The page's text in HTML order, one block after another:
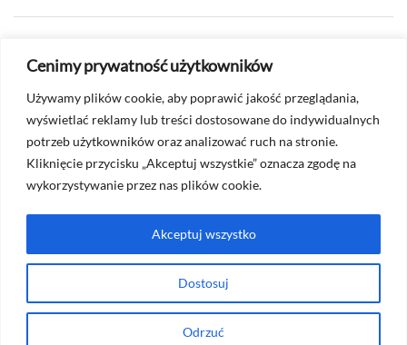
Cenimy prywatność użytkowników
Używamy plików cookie, aby poprawić jakość przeglądania,
wyświetlać reklamy lub treści dostosowane do indywidualnych
potrzeb użytkowników oraz analizować ruch na stronie.
Kliknięcie przycisku „Akceptuj wszystkie” oznacza zgodę na
wykorzystywanie przez nas plików cookie.
Dostosuj
Odrzuć
Akceptuj wszystko
Jak sprawdzić, czy ktoś mnie
ograniczył na Messengerze?
Czy na Whatsapp widać screenshoty?
Masz pytanie? Skontaktuj się ze mną na